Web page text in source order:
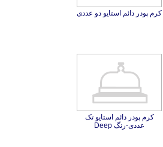
کرم پودر دائم استایو دو عددی
کرم پودر دائم استایو تک
عددی-رنگ Deep